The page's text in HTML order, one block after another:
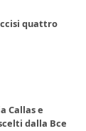
quattro
Callas e
dalla Bce